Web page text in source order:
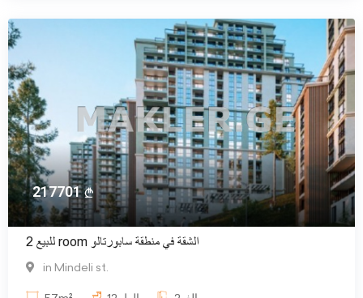
217701
للبيع 2 room الشقة في منطقة سابورتالو
in Mindeli st.